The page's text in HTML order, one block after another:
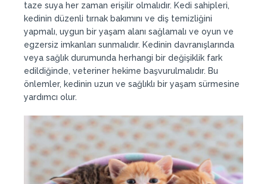
taze suya her zaman erişilir olmalıdır. Kedi sahipleri,
kedinin düzenli tırnak bakımını ve diş temizliğini
yapmalı, uygun bir yaşam alanı sağlamalı ve oyun ve
egzersiz imkanları sunmalıdır. Kedinin davranışlarında
veya sağlık durumunda herhangi bir değişiklik fark
edildiğinde, veteriner hekime başvurulmalıdır. Bu
önlemler, kedinin uzun ve sağlıklı bir yaşam sürmesine
yardımcı olur.